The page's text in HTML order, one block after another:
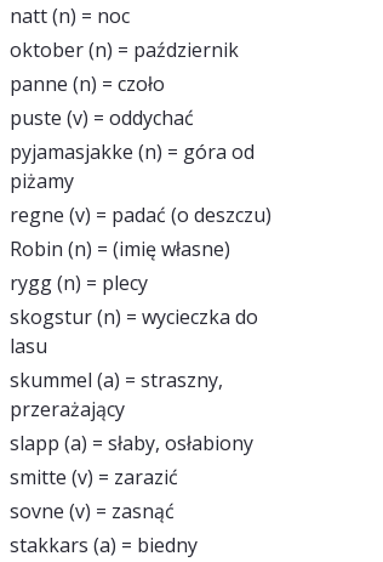
natt(n) = noc
oktober(n) = październik
panne (n) = czoło
puste (v) = oddychać
pyjamasjakke (n) = góra od
piżamy
regne (v) = padać (o deszczu)
Robin (n) = (imię własne)
rygg(n) = plecy
skogstur(n) = wycieczka do
lasu
skummel (a) = straszny,
przerażający
slapp (a) = słaby, osłabiony
smitte (v) = zarazić
sovne (v) = zasnąć
stakkars (a) = biedny